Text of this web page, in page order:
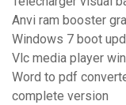
Anvi ram booster
Windows 7 boot
Vlc media player
Word to pdf
complete version